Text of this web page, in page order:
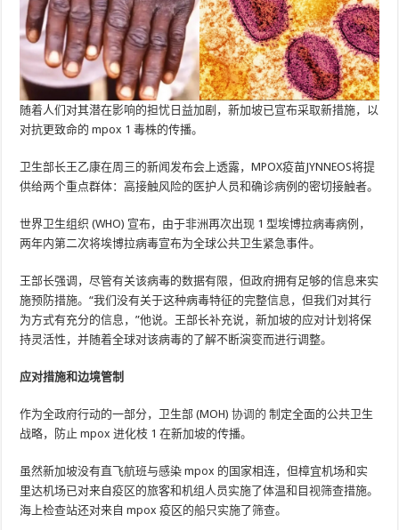
随着人们对其潜在影响的担忧日益加剧，新加坡已宣布采取新措施，以
对抗更致命的 mpox 1 毒株的传播。
卫生部长王乙康在周三的新闻发布会上透露，MPOX疫苗JYNNEOS将提
供给两个重点群体：高接触风险的医护人员和确诊病例的密切接触者。
世界卫生组织 (WHO) 宣布，由于非洲再次出现 1 型埃博拉病毒病例，
两年内第二次将埃博拉病毒宣布为全球公共卫生紧急事件。
王部长强调，尽管有关该病毒的数据有限，但政府拥有足够的信息来实
施预防措施。“我们没有关于这种病毒特征的完整信息，但我们对其行
为方式有充分的信息，”他说。王部长补充说，新加坡的应对计划将保
持灵活性，并随着全球对该病毒的了解不断演变而进行调整。
应对措施和边境管制
作为全政府行动的一部分，卫生部 (MOH)协调的 制定全面的公共卫生
战略，防止 mpox 进化枝 1 在新加坡的传播。
虽然新加坡没有直飞航班与感染 mpox 的国家相连，但樟宜机场和实
里达机场已对来自疫区的旅客和机组人员实施了体温和目视筛查措施。
海上检查站还对来自 mpox 疫区的船只实施了筛查。